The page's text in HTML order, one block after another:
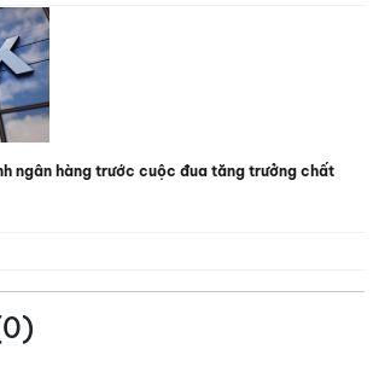
ngân hàng trước cuộc đua tăng trưởng chất